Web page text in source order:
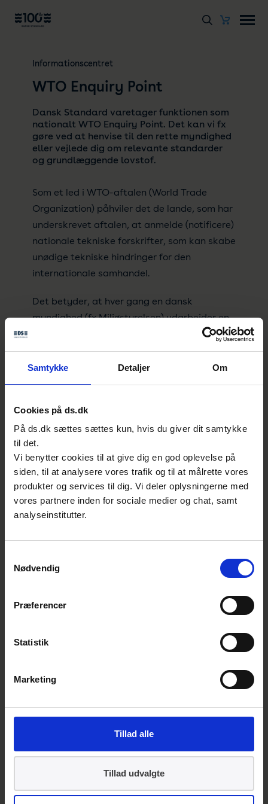
Samtykke Detaljer Om
Cookies på ds.dk
På ds.dk sættes sættes kun, hvis du giver dit samtykke
til det.
Vi benytter cookies til at give dig en god oplevelse på
siden, til at analysere vores trafik og til at målrette vores
produkter og services til dig. Vi deler oplysningerne med
vores partnere inden for sociale medier og chat, samt
analyseinstitutter.
Nødvendig
Præferencer
Statistik
Marketing
Tillad alle
Tillad udvalgte
Informationscentret
WTO Enquiry Point
Dansk Standard varetager funktionen som
nationalt WTO Enquiry Point. Det kan vi fx
gøre ved at henvise til den rette myndighed
eller vejlede dig om relevante standarder
og grundlæggende lovstof.
Som et led i WTO-aftalen (World Trade
Organization) påhviler det de lande, som har
underskrevet aftalen, at anmelde (notificere)
nationale tekniske forskrifter, som kan skabe
unødige tekniske hindringer for den
internationale samhandel.
Det betyder, at hver gang en dansk
myndighed (fx Miljøstyrelsen) udarbejder en
handelshindring, er myndigheden forpligtet
til at meddele dette via en notifikation.
Denne fremsendes til alle lande, der er med i
enkelte lands myndighed at offentliggøre
meddelelsen. WTO-notificering foretages af
mere end 120 lande.
I EU eksisterer en lignende procedure baseret
på EUROPA-PARLAMENTETS OG RÅDETS
DIREKTIV (EU) 2015/1535 af 9. september
2015 om en informationsprocedure. Her
deltager både EU- og EFTA-lande.
Skal du som dansk producent eksportere til
videre til andre landes
WTO Enquiry Points.
skabe hindringer for den internationale
EU notifikationer
TBT notifikationer